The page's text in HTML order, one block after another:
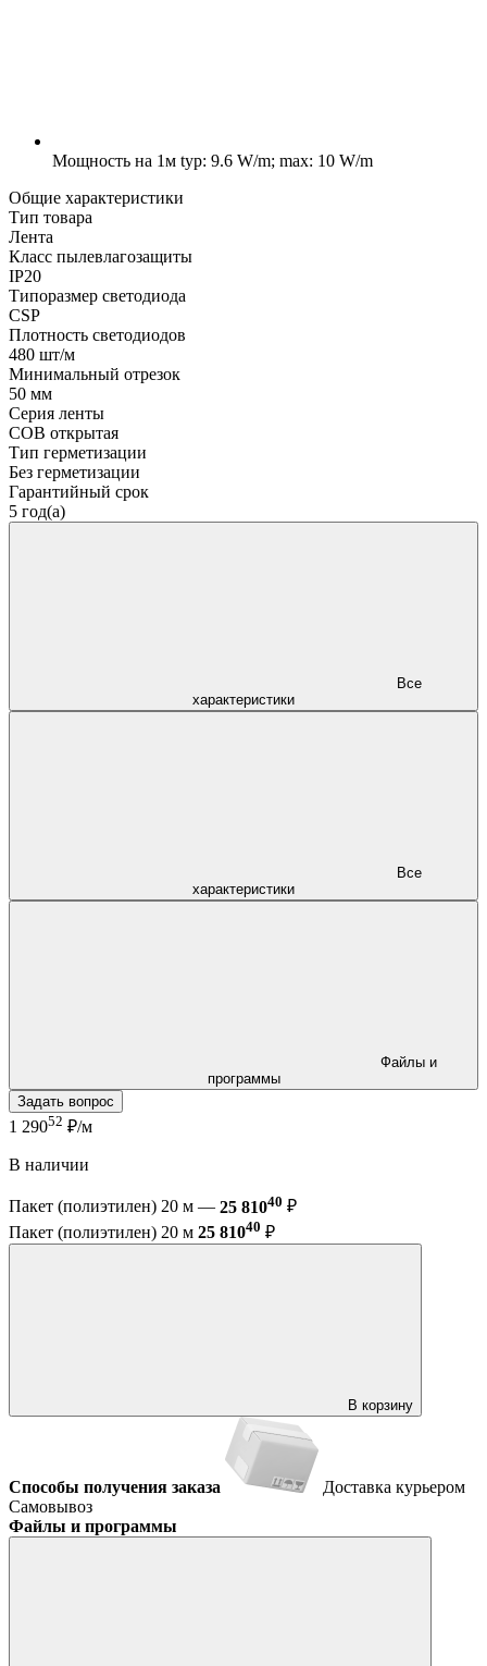
Мощность на 1м typ: 9.6 W/m; max: 10 W/m
Общие характеристики
Тип товара
Лента
Класс пылевлагозащиты
IP20
Типоразмер светодиода
CSP
Плотность светодиодов
480 шт/м
Минимальный отрезок
50 мм
Серия ленты
COB открытая
Тип герметизации
Без герметизации
Гарантийный срок
5 год(а)
характеристики
характеристики
программы
Задать вопрос
1 29052 ₽/м
В наличии
Пакет (полиэтилен) 20 м — 25 81040 ₽
Пакет (полиэтилен) 20 м 25 81040 ₽
В корзину
Способы получения заказа
Доставка курьером
Самовывоз
Файлы и программы